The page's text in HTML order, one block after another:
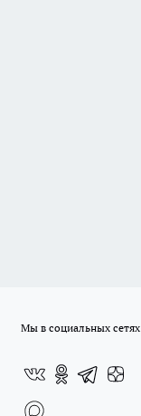
Мы в социальных сетях